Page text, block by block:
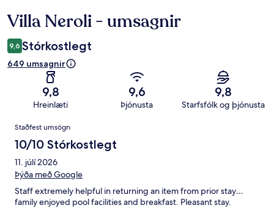
Umsagnir
Villa Neroli - umsagnir
9,6 Stórkostlegt
649 umsagnir
9,8
Hreinlæti
9,6
Þjónusta
9,8
Starfsfólk og þjónusta
Umsagnir
Staðfest umsögn
10/10 Stórkostlegt
11. júlí 2026
Þýða með Google
Staff extremely helpful in returning an item from prior stay…
family enjoyed pool facilities and breakfast. Pleasant stay.